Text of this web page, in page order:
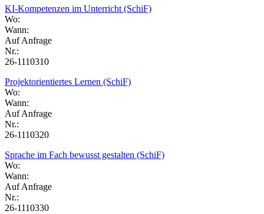
KI-Kompetenzen im Unterricht (SchiF)
Wo:
Wann:
Auf Anfrage
Nr.:
26-1110310
Projektorientiertes Lernen (SchiF)
Wo:
Wann:
Auf Anfrage
Nr.:
26-1110320
Sprache im Fach bewusst gestalten (SchiF)
Wo:
Wann:
Auf Anfrage
Nr.:
26-1110330